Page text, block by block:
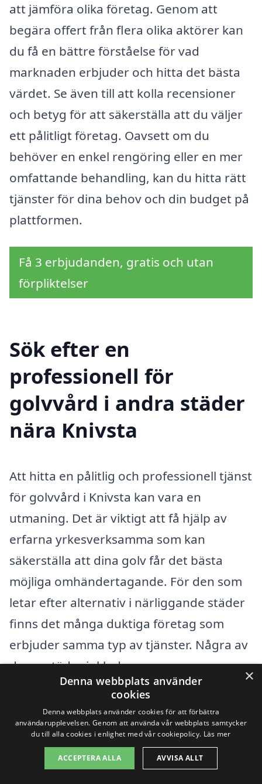
att jämföra olika företag. Genom att
begära offert från flera olika aktörer kan
du få en bättre förståelse för vad
marknaden erbjuder och hitta det bästa
värdet. Se även till att kolla recensioner
och betyg för att säkerställa att du väljer
ett pålitligt företag. Oavsett om du
behöver en enkel rengöring eller en mer
omfattande behandling, kan du hitta rätt
tjänster för dina behov och din budget på
plattformen.
Få 3 erbjudanden, gratis och utan
förpliktelser
Sök efter en
professionell för
golvvård i andra städer
nära Knivsta
Att hitta en pålitlig och professionell tjänst
för golvvård i Knivsta kan vara en
utmaning. Det är viktigt att få hjälp av
erfarna yrkesverksamma som kan
säkerställa att dina golv får det bästa
möjliga omhändertagande. För den som
letar efter alternativ i närliggande städer
finns det många duktiga företag som
erbjuder samma typ av tjänster. Några av
dessa städer inkluderar:
Sigtuna
Österåker
×
Denna webbplats använder
cookies
Denna webbplats använder cookies för att förbättra
användarupplevelsen. Genom att använda vår webbplats samtycker
du till alla cookies i enlighet med vår cookiepolicy. Läs mer
ACCEPTERA ALLA AVVISA ALLT